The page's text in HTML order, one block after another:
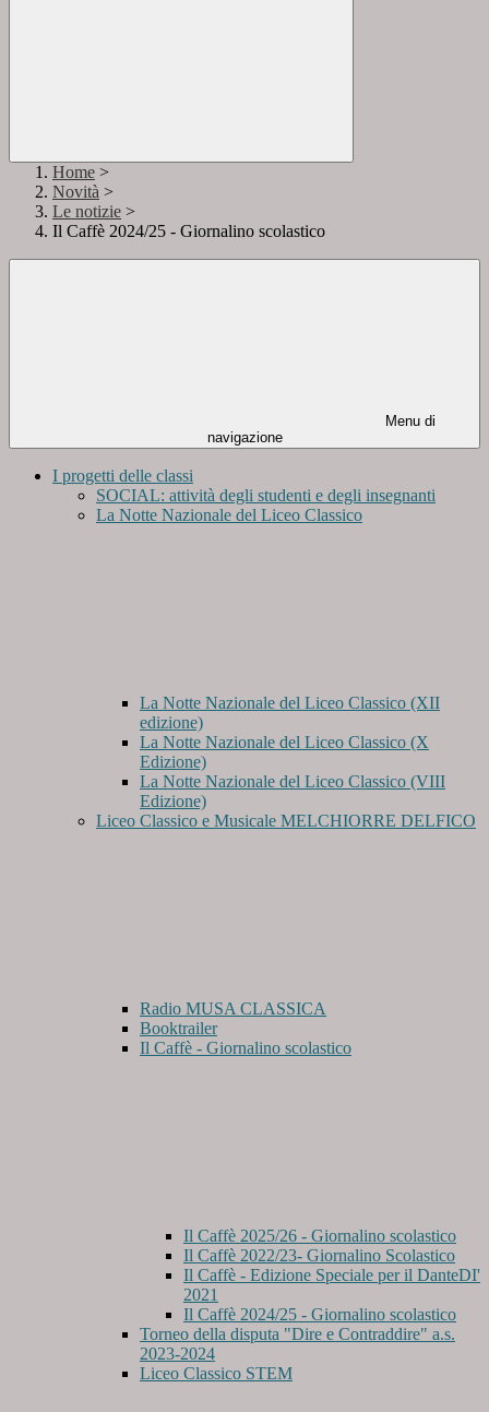
Home >
Novità >
Le notizie >
Il Caffè 2024/25 - Giornalino scolastico
Menu di
navigazione
I progetti delle classi
SOCIAL: attività degli studenti e degli insegnanti
La Notte Nazionale del Liceo Classico
La Notte Nazionale del Liceo Classico (XII
edizione)
La Notte Nazionale del Liceo Classico (X
Edizione)
La Notte Nazionale del Liceo Classico (VIII
Edizione)
Liceo Classico e Musicale MELCHIORRE DELFICO
Radio MUSA CLASSICA
Booktrailer
Il Caffè - Giornalino scolastico
Il Caffè 2025/26 - Giornalino scolastico
Il Caffè 2022/23- Giornalino Scolastico
Il Caffè - Edizione Speciale per il DanteDI'
2021
Il Caffè 2024/25 - Giornalino scolastico
Torneo della disputa "Dire e Contraddire" a.s.
2023-2024
Liceo Classico STEM